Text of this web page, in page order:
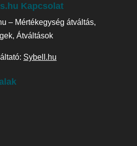
Kapcsolat
– Mértékegység átváltás,
Átváltások
Sybell.hu